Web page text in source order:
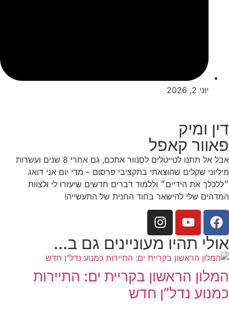
יוני 2, 2026
דין ומיק
פאוור קאפל
אבל אל תתנו לטייטלים לסנוור אתכם, גם אחרי 8 שנים ועשרות
מיליוני שקלים שהוצאתי בתקציבי פרסום – מדי יום אני דואג
״ללכלך את הידיים״ וללמוד דברים חדשים שיעזרו לי ולצוות
המדהים שלי להישאר בחוד החנית של התעשייה!
אולי תהיו מעוניינים גם ב...
המלון הראשון בקריית ים: התיירות
כמנוע נדל”ן חדש